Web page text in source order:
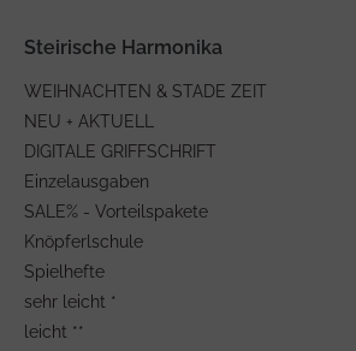
Steirische Harmonika
WEIHNACHTEN & STADE ZEIT
NEU + AKTUELL
DIGITALE GRIFFSCHRIFT
Einzelausgaben
SALE% - Vorteilspakete
Knöpferlschule
Spielhefte
sehr leicht *
leicht **